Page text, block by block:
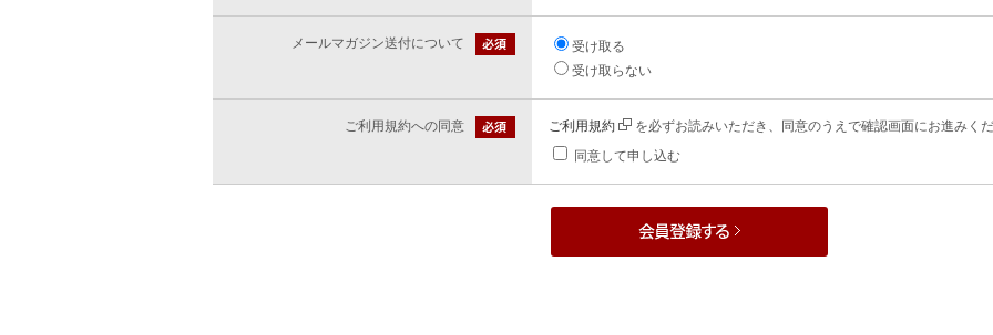
メールマガジン送付について
受け取る
受け取らない
ご利用規約への同意 ご利用規約
を必ずお読みいただき、同意のうえで確認画面にお進みく
同意して申し込む